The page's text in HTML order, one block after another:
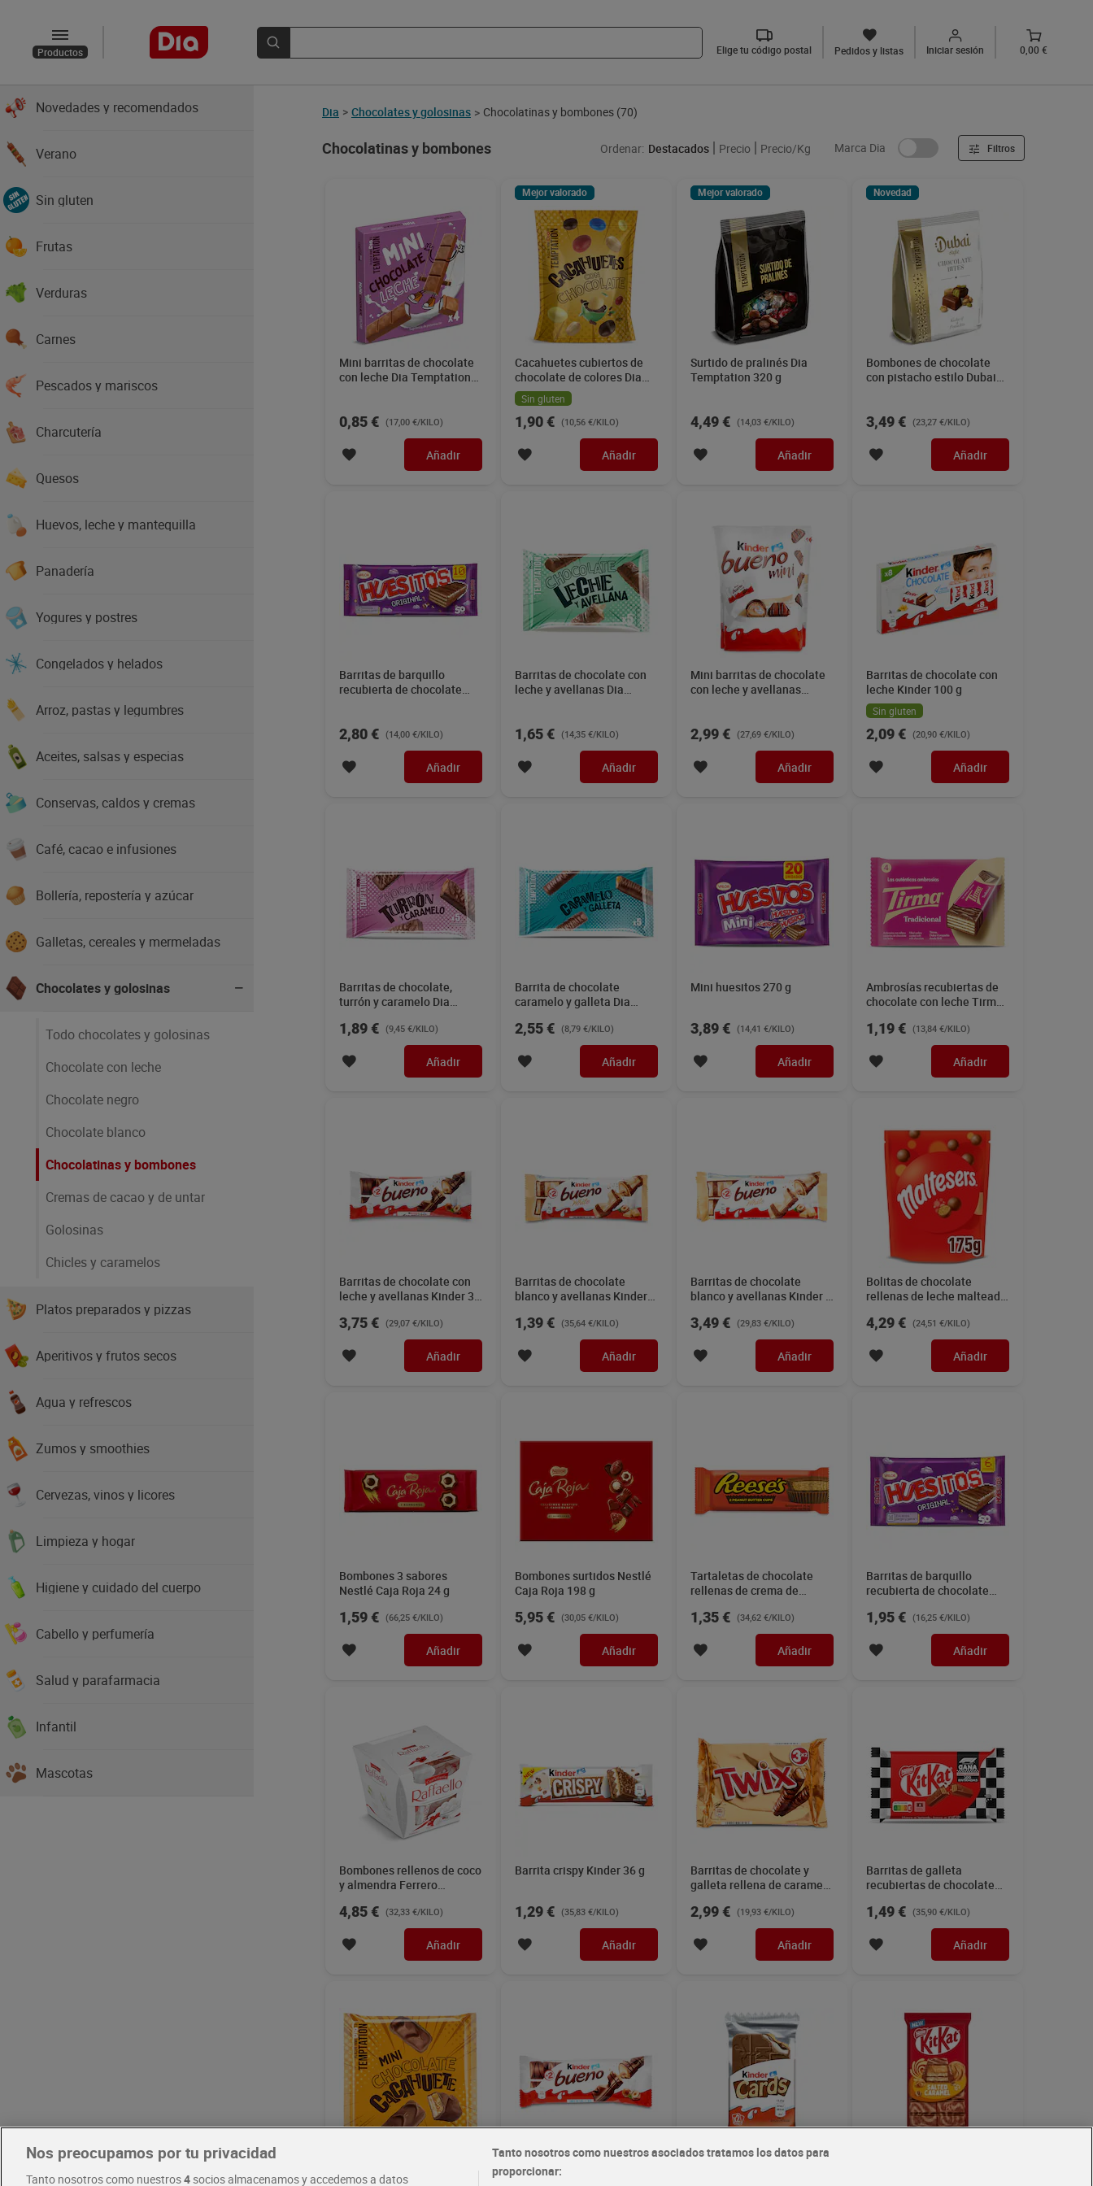
Productos Elige tu código postal Pedidos y listas Iniciar sesión 0,00 €
Novedades y recomendados
Verano
Sin gluten
Frutas
Verduras
Carnes
Pescados y mariscos
Charcutería
Quesos
Huevos, leche y mantequilla
Panadería
Yogures y postres
Congelados y helados
Arroz, pastas y legumbres
Aceites, salsas y especias
Conservas, caldos y cremas
Café, cacao e infusiones
Bollería, repostería y azúcar
Galletas, cereales y mermeladas
Chocolates y golosinas
Todo chocolates y golosinas
Chocolate con leche
Chocolate negro
Chocolate blanco
Chocolatinas y bombones
Cremas de cacao y de untar
Golosinas
Chicles y caramelos
Platos preparados y pizzas
Aperitivos y frutos secos
Agua y refrescos
Zumos y smoothies
Cervezas, vinos y licores
Limpieza y hogar
Higiene y cuidado del cuerpo
Cabello y perfumería
Salud y parafarmacia
Infantil
Mascotas
Dia > Chocolates y golosinas > Chocolatinas y bombones (70)
Chocolatinas y bombones Ordenar: Destacados Precio Precio/Kg Marca Dia Filtros
Mini barritas de chocolate
con leche Dia Temptation
0,85 € (17,00 €/KILO)
Añadir
Mejor valorado
Cacahuetes cubiertos de
chocolate de colores Dia
Temptation 180 g
Sin gluten
1,90 € (10,56 €/KILO)
Añadir
Mejor valorado
Surtido de pralinés Dia
Temptation 320 g
4,49 € (14,03 €/KILO)
Añadir
Novedad
Bombones de chocolate
con pistacho estilo Dubai
3,49 € (23,27 €/KILO)
Añadir
Barritas de barquillo
recubierta de chocolate
2,80 € (14,00 €/KILO)
Añadir
Barritas de chocolate con
leche y avellanas Dia
1,65 € (14,35 €/KILO)
Añadir
Mini barritas de chocolate
con leche y avellanas
2,99 € (27,69 €/KILO)
Añadir
Barritas de chocolate con
leche Kinder 100 g
Sin gluten
2,09 € (20,90 €/KILO)
Añadir
Barritas de chocolate,
turrón y caramelo Dia
1,89 € (9,45 €/KILO)
Añadir
Barrita de chocolate
caramelo y galleta Dia
2,55 € (8,79 €/KILO)
Añadir
Mini huesitos 270 g
3,89 € (14,41 €/KILO)
Añadir
Ambrosías recubiertas de
chocolate con leche Tirma
1,19 € (13,84 €/KILO)
Añadir
Barritas de chocolate con
leche y avellanas Kinder 3 x
3,75 € (29,07 €/KILO)
Añadir
Barritas de chocolate
blanco y avellanas Kinder
1,39 € (35,64 €/KILO)
Añadir
Barritas de chocolate
blanco y avellanas Kinder 3
3,49 € (29,83 €/KILO)
Añadir
Bolitas de chocolate
rellenas de leche malteada
4,29 € (24,51 €/KILO)
Añadir
Bombones 3 sabores
Nestlé Caja Roja 24 g
1,59 € (66,25 €/KILO)
Añadir
Bombones surtidos Nestlé
Caja Roja 198 g
5,95 € (30,05 €/KILO)
Añadir
Tartaletas de chocolate
rellenas de crema de
1,35 € (34,62 €/KILO)
Añadir
Barritas de barquillo
recubierta de chocolate
1,95 € (16,25 €/KILO)
Añadir
Bombones rellenos de coco
y almendra Ferrero
4,85 € (32,33 €/KILO)
Añadir
Barrita crispy Kinder 36 g
1,29 € (35,83 €/KILO)
Añadir
Barritas de chocolate y
galleta rellena de caramelo
2,99 € (19,93 €/KILO)
Añadir
Barritas de galleta
recubiertas de chocolate
1,49 € (35,90 €/KILO)
Añadir
cacahuete Dia Temptation
Barritas de chocolate con
leche y avellanas Kinder 43
Obleas con doble relleno
Nos preocupamos por tu privacidad
Tanto nosotros como nuestros4socios almacenamos y accedemos a datos
Tanto nosotros como nuestros asociados tratamos los datos para
proporcionar: